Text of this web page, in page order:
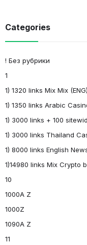
Categories
! Без рубрики
1
1) 1320 links Mix Mix
1) 1350 links Arabic
1) 3000 links + 100
1) 3000 links Thailand
1) 8000 links English
1)14980 links Mix Crypto
10
1000A Z
1000Z
1090A Z
11